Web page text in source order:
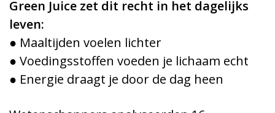
Green Juice zet dit recht in het dagelijks
leven:
● Maaltijden voelen lichter
● Voedingsstoffen voeden je lichaam echt
● Energie draagt je door de dag heen